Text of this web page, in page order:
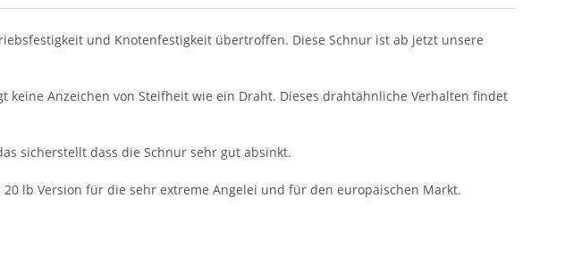
und Knotenfestigkeit übertroffen. Diese Schnur ist ab jetzt unsere
Anzeichen von Steifheit wie ein Draht. Dieses drahtähnliche Verhalten findet
sicherstellt dass die Schnur sehr gut absinkt.
lb Version für die sehr extreme Angelei und für den europäischen Markt.